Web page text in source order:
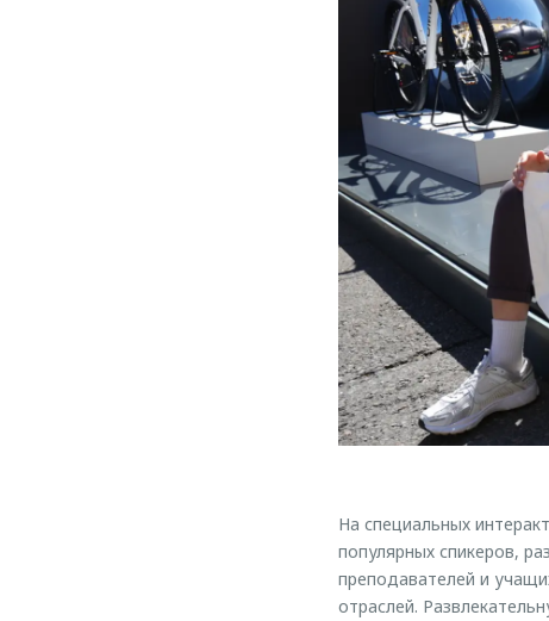
На специальных
популярных спикеров,
преподавателей и
отраслей.